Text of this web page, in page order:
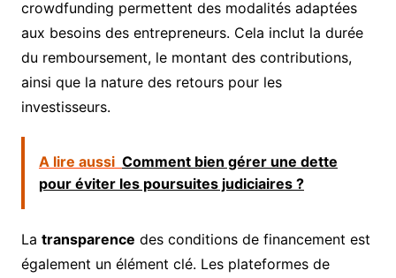
crowdfunding permettent des modalités adaptées
aux besoins des entrepreneurs. Cela inclut la durée
du remboursement, le montant des contributions,
ainsi que la nature des retours pour les
investisseurs.
A lire aussi Comment bien gérer une dette
pour éviter les poursuites judiciaires ?
La transparence des conditions de financement est
également un élément clé. Les plateformes de